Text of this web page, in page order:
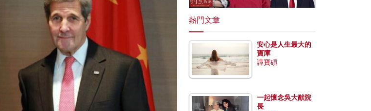
熱門文章
安心是人生最大的
寶庫
譚寶碩
一起懷念吳大猷院
長